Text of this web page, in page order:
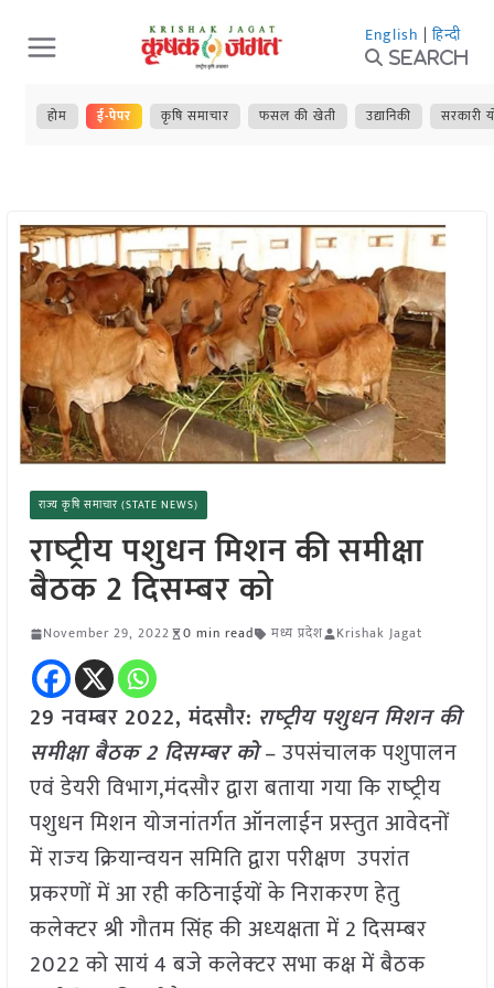
Skip
to
content
English | हिन्दी
Search
होम ई-पेपर कृषि समाचार फसल की खेती उद्यानिकी सरकारी
राज्य कृषि समाचार (STATE NEWS)
राष्‍ट्रीय पशुधन मिशन की समीक्षा
बैठक 2 दिसम्‍बर को
November 29, 2022 0 min read मध्य प्रदेश Krishak Jagat
29 नवम्बर 2022, मंदसौर: राष्‍ट्रीय पशुधन मिशन की
समीक्षा बैठक 2 दिसम्‍बर को– उपसंचालक पशुपालन
एवं डेयरी विभाग,मंदसौर द्वारा बताया गया कि राष्‍ट्रीय
पशुधन मिशन योजनांतर्गत ऑनलाईन प्रस्‍तुत आवेदनों
में राज्‍य क्रियान्‍वयन समिति द्वारा परीक्षण उपरांत
प्रकरणों में आ रही कठिनाईयों के निराकरण हेतु
कलेक्‍टर श्री गौतम सिंह की अध्‍यक्षता में 2 दिसम्‍बर
2022 को सायं 4 बजे कलेक्‍टर सभा कक्ष में बैठक